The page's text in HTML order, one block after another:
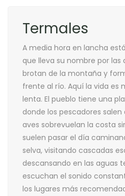
Termales
A media hora en lancha está
que lleva su nombre por las
brotan de la montaña y
frente al río. Aquí la vida es
lenta. El pueblo tiene una
donde los pescadores
aves sobrevuelan la costa
suelen pasar el día
selva, visitando cascadas
descansando en las aguas
escuchan el sonido
los lugares más